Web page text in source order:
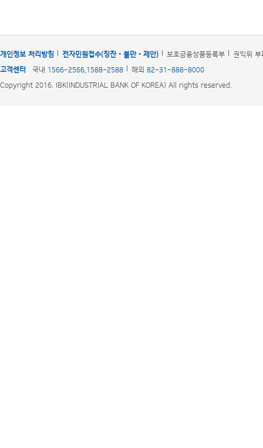
개인정보 처리방침 전자민원접수(칭찬‧불만‧제안) 보호금융상품등록부
권익위
고객센터
국내 1566-2566,1588-2588 해외 82-31-888-8000
Copyright 2016. IBK(INDUSTRIAL BANK OF KOREA) All rights reserved.